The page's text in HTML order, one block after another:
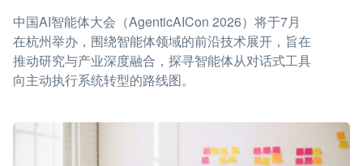
中国AI智能体大会（AgenticAICon 2026）将于7月
在杭州举办，围绕智能体领域的前沿技术展开，旨在
推动研究与产业深度融合，探寻智能体从对话式工具
向主动执行系统转型的路线图。